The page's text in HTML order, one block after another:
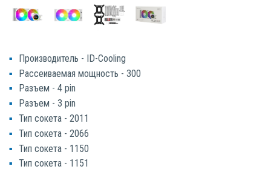
Производитель - ID-Cooling
Рассеиваемая мощность - 300
Разъем - 4 pin
Разъем - 3 pin
Тип сокета - 2011
Тип сокета - 2066
Тип сокета - 1150
Тип сокета - 1151